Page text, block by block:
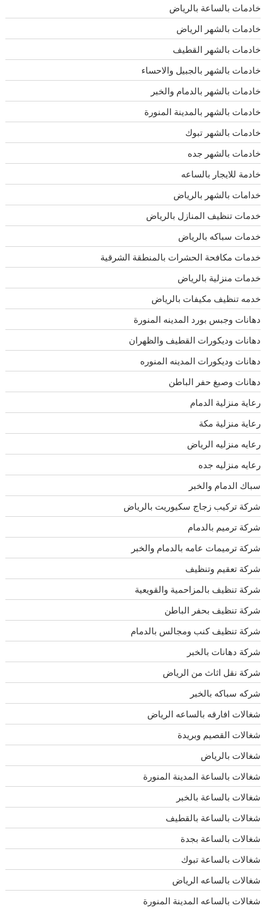
خادمات بالساعة بالرياض
خادمات بالشهر الرياض
خادمات بالشهر القطيف
خادمات بالشهر بالجبيل والاحساء
خادمات بالشهر بالدمام والخبر
خادمات بالشهر بالمدينة المنورة
خادمات بالشهر تبوك
خادمات بالشهر جده
خادمة للايجار بالساعه
خدامات بالشهر بالرياض
خدمات تنظيف المنازل بالرياض
خدمات سباكه بالرياض
خدمات مكافحة الحشرات بالمنطقة الشرقية
خدمات منزلية بالرياض
خدمه تنظيف مكيفات بالرياض
دهانات وجبس بورد المدينه المنورة
دهانات وديكورات القطيف والظهران
دهانات وديكورات المدينه المنوره
دهانات وصبغ حفر الباطن
رعاية منزلية الدمام
رعاية منزلية مكة
رعايه منزليه الرياض
رعايه منزليه جده
سباك الدمام والخبر
شركة تركيب زجاج سكيوريت بالرياض
شركة ترميم بالدمام
شركة ترميمات عامه بالدمام والخبر
شركة تعقيم وتنظيف
شركة تنظيف بالمزاحمية والقويعية
شركة تنظيف بحفر الباطن
شركة تنظيف كنب ومجالس بالدمام
شركة دهانات بالخبر
شركة نقل اثاث من الرياض
شركه سباكه بالخبر
شغالات افارقه بالساعه الرياض
شغالات القصيم وبريدة
شغالات بالرياض
شغالات بالساعة المدينة المنورة
شغالات بالساعة بالخبر
شغالات بالساعة بالقطيف
شغالات بالساعة بجدة
شغالات بالساعة تبوك
شغالات بالساعه الرياض
شغالات بالساعه المدينة المنورة